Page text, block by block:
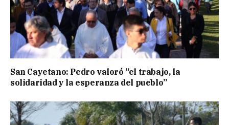
San Cayetano: Pedro valoró “el trabajo, la
solidaridad y la esperanza del pueblo”